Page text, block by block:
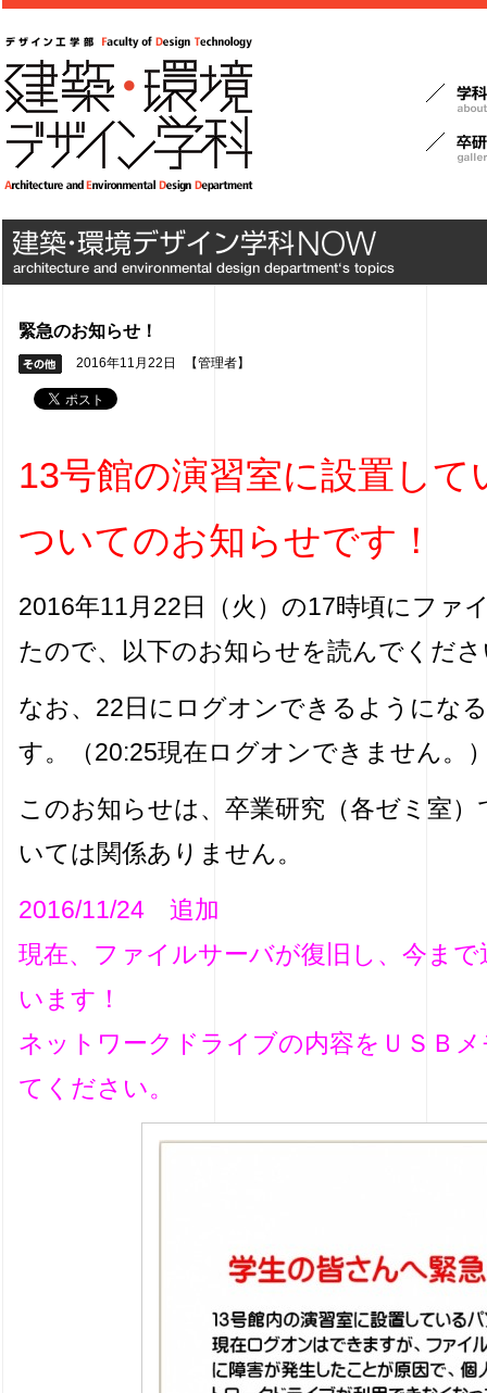
緊急のお知らせ！
2016年11月22日 【管理者】
13号館の演習室に設置し
ついてのお知らせです！
2016年11月22日（火）の17時頃にファ
たので、以下のお知らせを読んでくだ
なお、22日にログオンできるようにな
す。（20:25現在ログオンできません。
このお知らせは、卒業研究（各ゼミ室
いては関係ありません。
2016/11/24 追加
現在、ファイルサーバが復旧し、今ま
います！
ネットワークドライブの内容をＵＳＢ
てください。